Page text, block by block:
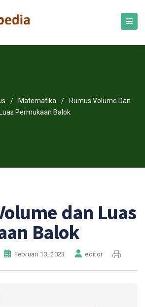
/ Matematika /
Rumus Volume Dan
Luas Permukaan Balok
dan Luas
Balok
Februari 13, 2023 editor